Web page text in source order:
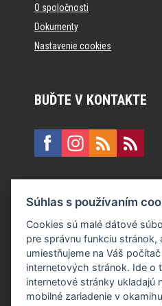
O spoločnosti
Dokumenty
Nastavenie cookies
BUĎTE V KONTAKTE
E:recepcia@formfactory.sk
Form Factory Slovakia s.r.o.,
Bratislava
Za publikovaný obsah sú
Súhlas s používaním
Cookies sú malé dátové
pre správnu funkciu stránok,
umiestňujeme na Váš
internetových stránok. Ide o
internetové stránky ukladajú
mobilné zariadenie v